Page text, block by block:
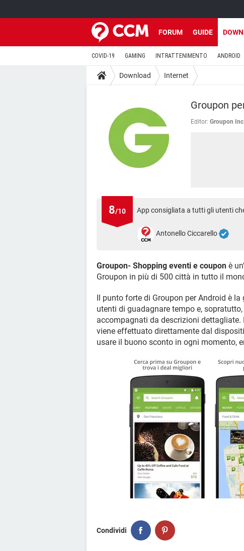
FORUM GUIDE
COVID-19 GAMING INTRATTENIMENTO ANDROID
Download Internet
Groupon
Editor: Groupon
8/10 App consigliata a tutti gli utenti
Antonello Ciccarello
Groupon- Shopping eventi e coupon è
Groupon in più di 500 città in tutto il
Il punto forte di Groupon per Android è
utenti di guadagnare tempo e,
accompagnati da descrizioni dettagliate.
viene effettuato direttamente dal
usare il buono sconto in ogni momento,
Condividi